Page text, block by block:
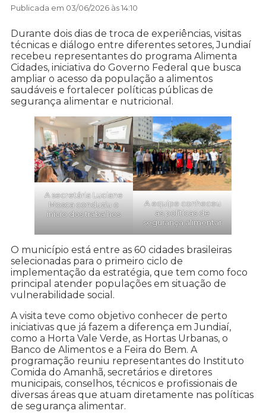
Publicada em 03/06/2026 às 14:10
Durante dois dias de troca de experiências, visitas
técnicas e diálogo entre diferentes setores, Jundiaí
recebeu representantes do programa Alimenta
Cidades, iniciativa do Governo Federal que busca
ampliar o acesso da população a alimentos
saudáveis e fortalecer políticas públicas de
segurança alimentar e nutricional.
A secretária Luciane
Mosca conduziu o
início dos trabalhos
A equipe conheceu
as políticas de
segurança alimentar
O município está entre as 60 cidades brasileiras
selecionadas para o primeiro ciclo de
implementação da estratégia, que tem como foco
principal atender populações em situação de
vulnerabilidade social.
A visita teve como objetivo conhecer de perto
iniciativas que já fazem a diferença em Jundiaí,
como a Horta Vale Verde, as Hortas Urbanas, o
Banco de Alimentos e a Feira do Bem. A
programação reuniu representantes do Instituto
Comida do Amanhã, secretários e diretores
municipais, conselhos, técnicos e profissionais de
diversas áreas que atuam diretamente nas políticas
de segurança alimentar.